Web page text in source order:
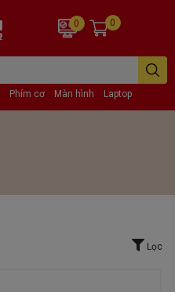
Phím cơ Màn hình Laptop
0 0
Lọc